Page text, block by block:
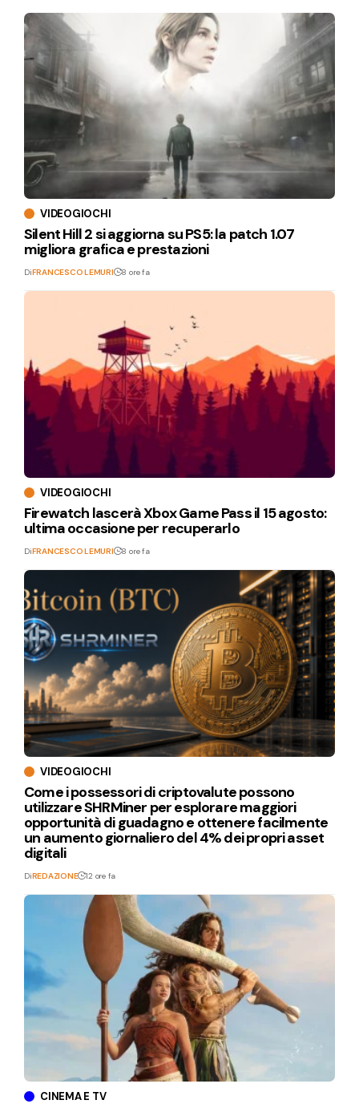
VIDEOGIOCHI
Silent Hill 2 si aggiorna su PS5: la patch 1.07
migliora grafica e prestazioni
DiFRANCESCO LEMURI 8 ore fa
VIDEOGIOCHI
Firewatch lascerà Xbox Game Pass il 15 agosto:
ultima occasione per recuperarlo
DiFRANCESCO LEMURI 8 ore fa
VIDEOGIOCHI
Come i possessori di criptovalute possono
utilizzare SHRMiner per esplorare maggiori
opportunità di guadagno e ottenere facilmente
un aumento giornaliero del 4% dei propri asset
digitali
DiREDAZIONE 12 ore fa
CINEMA E TV